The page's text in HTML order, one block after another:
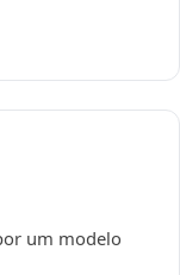
um modelo